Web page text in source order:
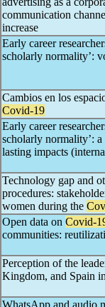
communication
increase
Early career
scholarly normality’:
Cambios en los
Covid-19
Early career
scholarly normality’:
lasting impacts
Technology gap and
procedures:
women during the
Open data on Covid-
communities:
Perception of the
Kingdom, and Spain
WhatsApp and audio